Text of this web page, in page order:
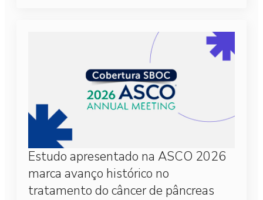
Estudo apresentado na ASCO 2026
marca avanço histórico no
tratamento do câncer de pâncreas